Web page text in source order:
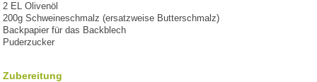
2 EL Olivenöl
200g Schweineschmalz (ersatzweise Butterschmalz)
Backpapier für das Backblech
Puderzucker
Zubereitung